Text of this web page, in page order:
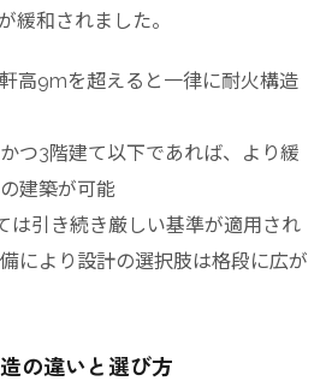
緩和されました。
高9mを超えると一律に耐火構造
つ3階建て以下であれば、より緩
建築が可能
は引き続き厳しい基準が適用され
により設計の選択肢は格段に広が
の違いと選び方